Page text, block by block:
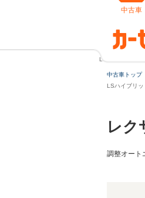
中古車
LSハイブリッド
中古車トップ
LSハイブリ
レク
調整オート